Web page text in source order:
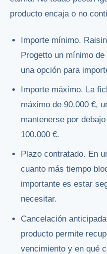
producto encaja o no
Importe mínimo.
Progetto un mínimo
una opción para
Importe máximo. La
máximo de 90.000 €,
mantenerse por
100.000 €.
Plazo contratado. En
cuanto más tiempo
importante es estar
necesitar.
Cancelación
producto permite
vencimiento y en qué